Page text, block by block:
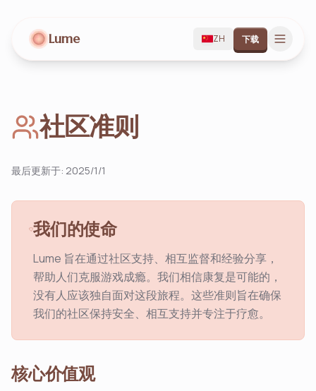
Lume ZH 下载
社区准则
最后更新于: 2025/1/1
我们的使命
Lume 旨在通过社区支持、相互监督和经验分享，
帮助人们克服游戏成瘾。我们相信康复是可能的，
没有人应该独自面对这段旅程。这些准则旨在确保
我们的社区保持安全、相互支持并专注于疗愈。
核心价值观